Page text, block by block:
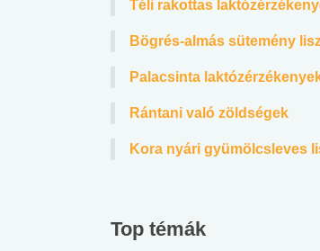
Téli rakottas
Bögrés-almás sütemény
Palacsinta
Rántani való zöldségek
Kora nyári gyümölcsleves
Top témák